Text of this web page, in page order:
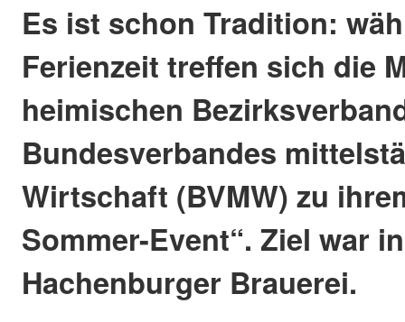
Es ist schon Tradition:
Ferienzeit treffen sich die
heimischen
Bundesverbandes
Wirtschaft (BVMW) zu
Sommer-Event“. Ziel war
Hachenburger Brauerei.